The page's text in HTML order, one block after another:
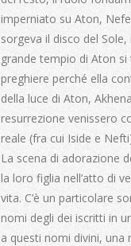
imperniato su Aton,
sorgeva il disco del
grande tempio di Aton
preghiere perché ella
della luce di Aton,
resurrezione venissero
reale (fra cui Iside e
La scena di adorazione
la loro figlia nell’atto di
vita. C’è un particolare
nomi degli dei iscritti in
a questi nomi divini, una